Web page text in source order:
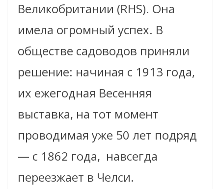
Великобритании (RHS). Она
имела огромный успех. В
обществе садоводов приняли
решение: начиная с 1913 года,
их ежегодная Весенняя
выставка, на тот момент
проводимая уже 50 лет подряд
— с 1862 года, навсегда
переезжает в Челси.